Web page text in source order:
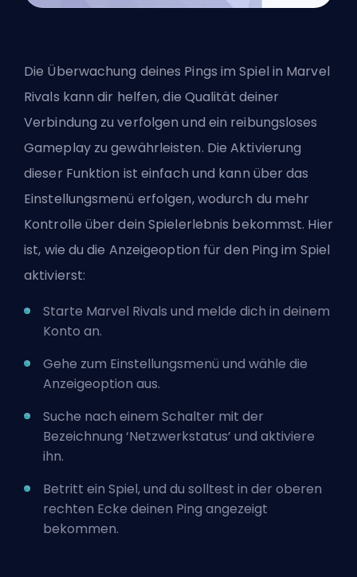
Die Überwachung deines Pings im Spiel in Marvel
Rivals kann dir helfen, die Qualität deiner
Verbindung zu verfolgen und ein reibungsloses
Gameplay zu gewährleisten. Die Aktivierung
dieser Funktion ist einfach und kann über das
Einstellungsmenü erfolgen, wodurch du mehr
Kontrolle über dein Spielerlebnis bekommst. Hier
ist, wie du die Anzeigeoption für den Ping im Spiel
aktivierst:
Starte Marvel Rivals und melde dich in deinem
Konto an.
Gehe zum Einstellungsmenü und wähle die
Anzeigeoption aus.
Suche nach einem Schalter mit der
Bezeichnung ‘Netzwerkstatus’ und aktiviere
ihn.
Betritt ein Spiel, und du solltest in der oberen
rechten Ecke deinen Ping angezeigt
bekommen.